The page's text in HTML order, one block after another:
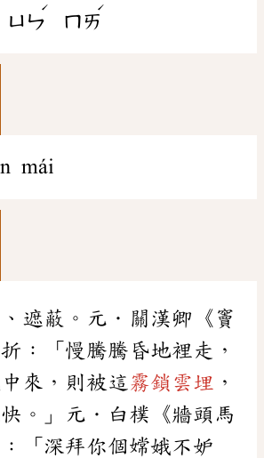
ㄩㄣ
ˊ
ㄇㄞ
ˊ
mái
遮蔽。元．關漢卿《竇
：「慢騰騰昏地裡走，
來，則被這 霧鎖雲埋 ，
。」元．白樸《牆頭馬
「深拜你個嫦娥不妒